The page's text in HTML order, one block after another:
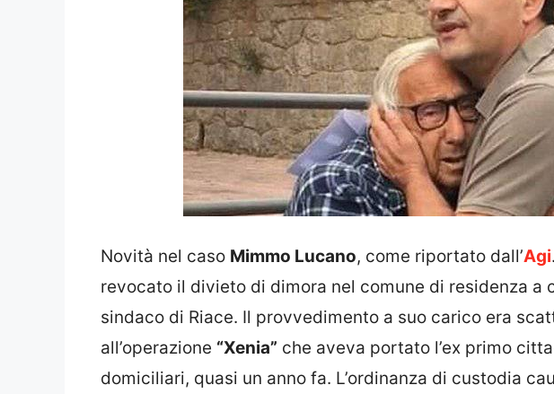
Novità nel caso Mimmo Lucano, come riportato dall’Agi
revocato il divieto di dimora nel comune di residenza a
sindaco di Riace. Il provvedimento a suo carico era
all’operazione “Xenia” che aveva portato l’ex primo
domiciliari, quasi un anno fa. L’ordinanza di custodia